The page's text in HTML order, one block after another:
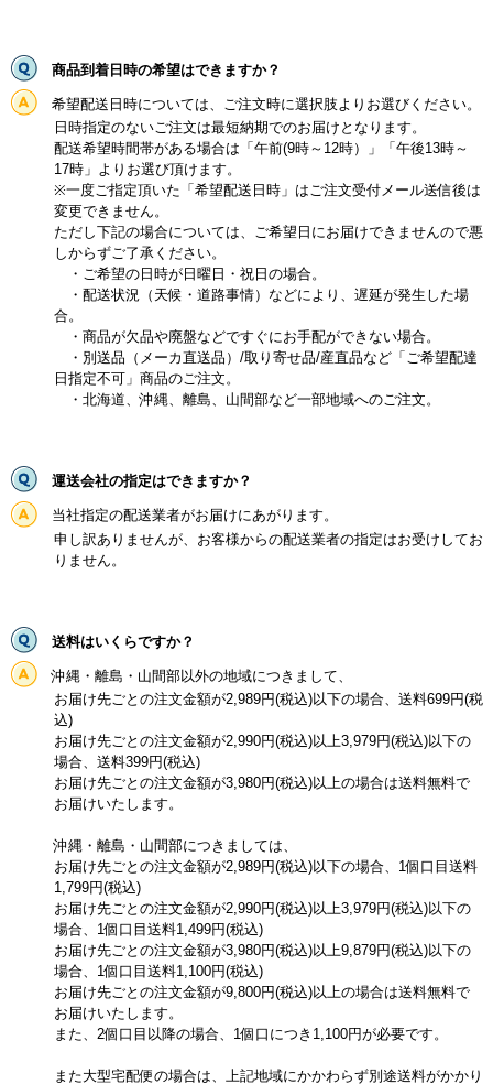
商品到着日時の希望はできますか？
希望配送日時については、ご注文時に選択肢よりお選びください。
日時指定のないご注文は最短納期でのお届けとなります。
配送希望時間帯がある場合は「午前(9時～12時）」「午後13時～
17時」よりお選び頂けます。
※一度ご指定頂いた「希望配送日時」はご注文受付メール送信後は
変更できません。
ただし下記の場合については、ご希望日にお届けできませんので悪
しからずご了承ください。
・ご希望の日時が日曜日・祝日の場合。
・配送状況（天候・道路事情）などにより、遅延が発生した場
合。
・商品が欠品や廃盤などですぐにお手配ができない場合。
・別送品（メーカ直送品）/取り寄せ品/産直品など「ご希望配達
日指定不可」商品のご注文。
・北海道、沖縄、離島、山間部など一部地域へのご注文。
運送会社の指定はできますか？
当社指定の配送業者がお届けにあがります。
申し訳ありませんが、お客様からの配送業者の指定はお受けしてお
りません。
送料はいくらですか？
沖縄・離島・山間部以外の地域につきまして、
お届け先ごとの注文金額が2,989円(税込)以下の場合、送料699円(税
込)
お届け先ごとの注文金額が2,990円(税込)以上3,979円(税込)以下の
場合、送料399円(税込)
お届け先ごとの注文金額が3,980円(税込)以上の場合は送料無料で
お届けいたします。
沖縄・離島・山間部につきましては、
お届け先ごとの注文金額が2,989円(税込)以下の場合、1個口目送料
1,799円(税込)
お届け先ごとの注文金額が2,990円(税込)以上3,979円(税込)以下の
場合、1個口目送料1,499円(税込)
お届け先ごとの注文金額が3,980円(税込)以上9,879円(税込)以下の
場合、1個口目送料1,100円(税込)
お届け先ごとの注文金額が9,800円(税込)以上の場合は送料無料で
お届けいたします。
また、2個口目以降の場合、1個口につき1,100円が必要です。
また大型宅配便の場合は、上記地域にかかわらず別途送料がかかり